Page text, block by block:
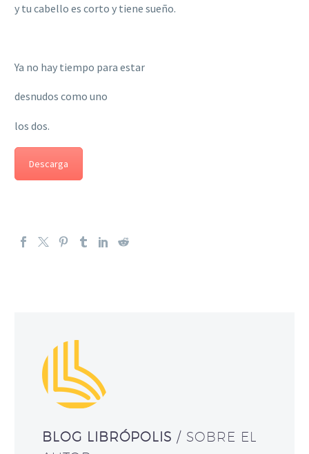
y tu cabello es corto y tiene sueño.
Ya no hay tiempo para estar
desnudos como uno
los dos.
Descarga
BLOG LIBRÓPOLIS / SOBRE EL